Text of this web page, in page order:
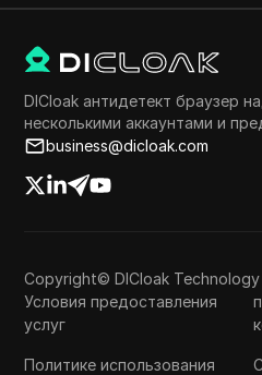
DICloak антидетект браузер
несколькими аккаунтами и
business@dicloak.com
Copyright© DICloak Technology
Условия предоставления
услуг
Политике использования